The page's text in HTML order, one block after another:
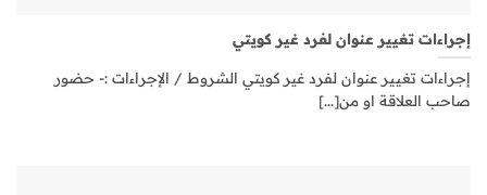
إجراءات تغيير عنوان لفرد غير كويتي
إجراءات تغيير عنوان لفرد غير كويتي الشروط / الإجراءات :- حضور
صاحب العلاقة او من[...]